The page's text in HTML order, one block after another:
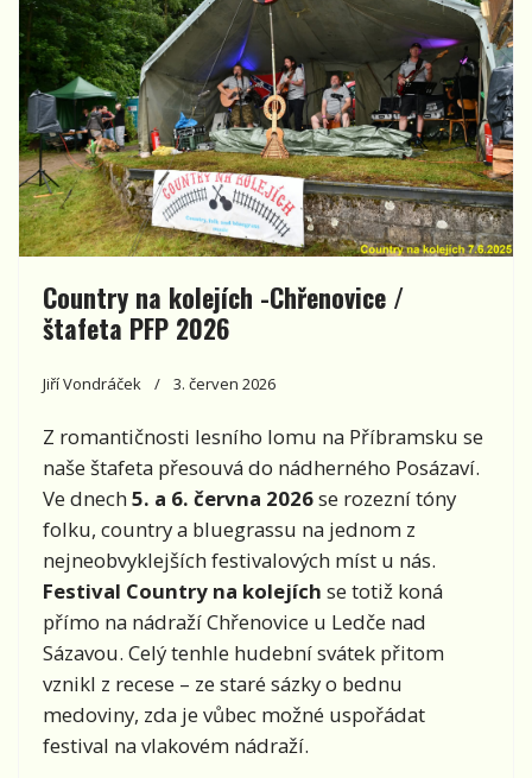
Country na kolejích -Chřenovice /
štafeta PFP 2026
Jiří Vondráček 3. červen 2026
Z romantičnosti lesního lomu na Příbramsku se
naše štafeta přesouvá do nádherného Posázaví.
Ve dnech5. a 6. června 2026se rozezní tóny
folku, country a bluegrassu na jednom z
nejneobvyklejších festivalových míst u nás.
Festival Country na kolejích se totiž koná
přímo na nádraží Chřenovice u Ledče nad
Sázavou. Celý tenhle hudební svátek přitom
vznikl z recese – ze staré sázky o bednu
medoviny, zda je vůbec možné uspořádat
festival na vlakovém nádraží.